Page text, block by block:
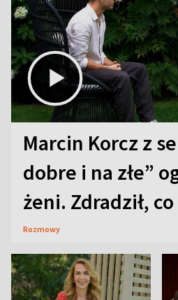
Marcin Korcz z
dobre i na złe”
żeni. Zdradził,
Rozmowy